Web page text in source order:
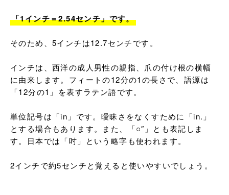
「1インチ＝2.54センチ」です。
そのため、5インチは12.7センチです。
インチは、西洋の成人男性の親指、爪の付け根の横幅
に由来します。フィートの12分の1の長さで、語源は
「12分の1」を表すラテン語です。
単位記号は「in」です。曖昧さをなくすために「in.」
とする場合もあります。また、「○″」とも表記しま
す。日本では「吋」という略字も使われます。
2インチで約5センチと覚えると使いやすいでしょう。